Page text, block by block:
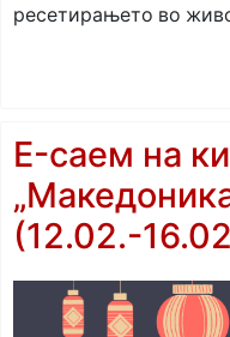
ресетирањето во
E-саем на
(12.02.-